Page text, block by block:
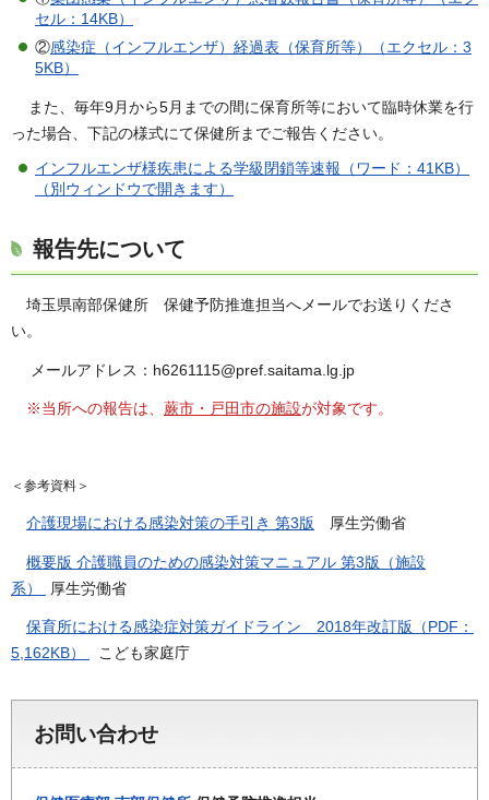
セル：14KB）
②感染症（インフルエンザ）経過表（保育所等）（エクセル：3
5KB）
また、毎年9月から5月までの間に保育所等において臨時休業を行
った場合、下記の様式にて保健所までご報告ください。
インフルエンザ様疾患による学級閉鎖等速報（ワード：41KB）
（別ウィンドウで開きます）
報告先について
埼玉県南部保健所 保健予防推進担当へメールでお送りくださ
い。
メールアドレス：h6261115@pref.saitama.lg.jp
※当所への報告は、 蕨市・戸田市の施設が対象です。
＜参考資料＞
介護現場における感染対策の手引き 第3版 厚生労働省
概要版 介護職員のための感染対策マニュアル 第3版（施設
系）
厚生労働省
保育所における感染症対策ガイドライン 2018年改訂版（PDF：
5,162KB）
こども家庭庁
お問い合わせ